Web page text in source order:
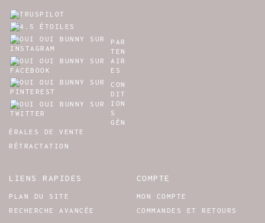
PAR
TEN
AIR
ES
CON
DIT
ION
S
GÉN
ÉRALES DE VENTE
RÉTRACTATION
LIENS RAPIDES
PLAN DU SITE
RECHERCHE AVANCÉE
COMPTE
MON COMPTE
COMMANDES ET RETOURS